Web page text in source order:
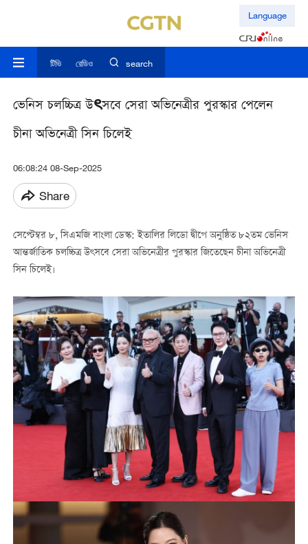
Language
টিভি রেডিও search
ভেনিস চলচ্চিত্র উৎসবে সেরা অভিনেত্রীর পুরস্কার পেলেন
চীনা অভিনেত্রী সিন চিলেই
06:08:24 08-Sep-2025
Share
সেপ্টেম্বর ৮, সিএমজি বাংলা ডেস্ক: ইতালির লিডো দ্বীপে অনুষ্ঠিত ৮২তম ভেনিস
আন্তর্জাতিক চলচ্চিত্র উৎসবে সেরা অভিনেত্রীর পুরস্কার জিতেছেন চীনা অভিনেত্রী
সিন চিলেই।